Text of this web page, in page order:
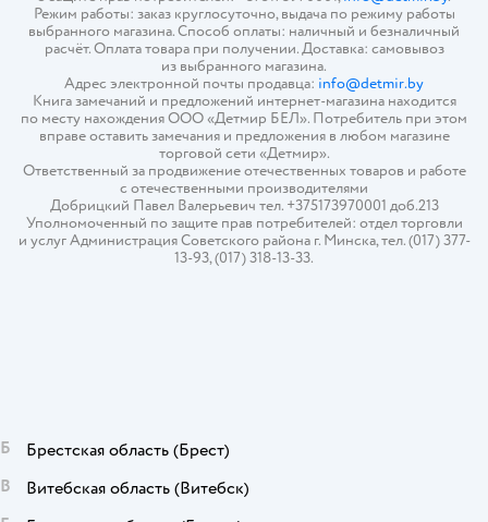
Режим работы: заказ круглосуточно, выдача по режиму работы
выбранного магазина. Способ оплаты: наличный и безналичный
расчёт. Оплата товара при получении. Доставка: самовывоз
из выбранного магазина.
Адрес электронной почты продавца: info@detmir.by
Книга замечаний и предложений интернет-магазина находится
по месту нахождения ООО «Детмир БЕЛ». Потребитель при этом
вправе оставить замечания и предложения в любом магазине
торговой сети «Детмир».
Ответственный за продвижение отечественных товаров и работе
с отечественными производителями
Добрицкий Павел Валерьевич тел. +375173970001 доб.213
Уполномоченный по защите прав потребителей: отдел торговли
и услуг Администрация Советского района г. Минска, тел. (017) 377-
13-93, (017) 318-13-33.
Б Брестская область (Брест)
В
Витебская область (Витебск)